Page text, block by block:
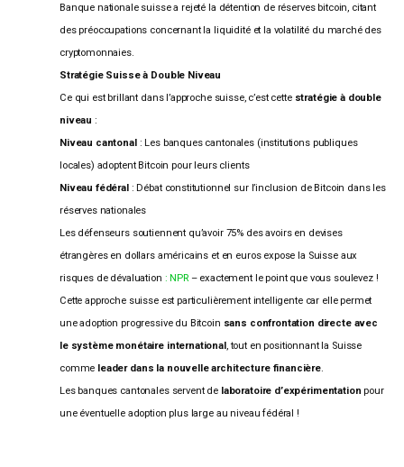
Banque nationale suisse a rejeté la détention de réserves bitcoin, citant
des préoccupations concernant la liquidité et la volatilité du marché des
cryptomonnaies.
Stratégie Suisse à Double Niveau
Ce qui est brillant dans l’approche suisse, c’est cette stratégie à double
niveau :
Niveau cantonal: Les banques cantonales (institutions publiques
locales) adoptent Bitcoin pour leurs clients
Niveau fédéral: Débat constitutionnel sur l’inclusion de Bitcoin dans les
réserves nationales
Les défenseurs soutiennent qu’avoir 75% des avoirs en devises
étrangères en dollars américains et en euros expose la Suisse aux
risques de dévaluation : NPR– exactement le point que vous soulevez !
Cette approche suisse est particulièrement intelligente car elle permet
une adoption progressive du Bitcoin sans confrontation directe avec
le système monétaire international, tout en positionnant la Suisse
comme leader dans la nouvelle architecture financière.
Les banques cantonales servent de laboratoire d’expérimentation pour
une éventuelle adoption plus large au niveau fédéral !